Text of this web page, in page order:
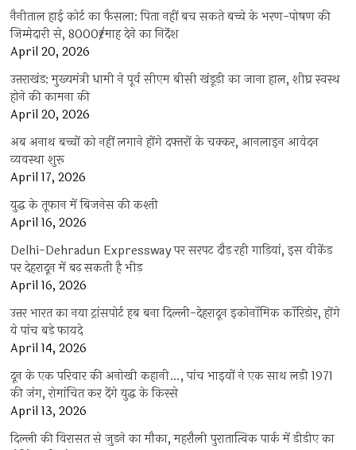
नैनीताल हाई कोर्ट का फैसला: पिता नहीं बच सकते बच्चे के भरण-पोषण की
जिम्मेदारी से, 8000₹/माह देने का निर्देश
April 20, 2026
उत्तराखंड: मुख्यमंत्री धामी ने पूर्व सीएम बीसी खंडूड़ी का जाना हाल, शीघ्र स्वस्थ
होने की कामना की
April 20, 2026
अब अनाथ बच्चों को नहीं लगाने होंगे दफ्तरों के चक्कर, आनलाइन आवेदन
व्यवस्था शुरू
April 17, 2026
युद्ध के तूफान में बिजनेस की कश्ती
April 16, 2026
Delhi-Dehradun Expressway पर सरपट दौड़ रही गाड़ियां, इस वीकेंड
पर देहरादून में बढ़ सकती है भीड़
April 16, 2026
उत्तर भारत का नया ट्रांसपोर्ट हब बना दिल्ली-देहरादून इकोनॉमिक कॉरिडोर, होंगे
ये पांच बड़े फायदे
April 14, 2026
दून के एक परिवार की अनोखी कहानी…, पांच भाइयों ने एक साथ लड़ी 1971
की जंग, रोमांचित कर देंगे युद्ध के किस्से
April 13, 2026
दिल्ली की विरासत से जुड़ने का मौका, महरौली पुरातात्विक पार्क में डीडीए का